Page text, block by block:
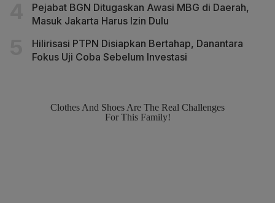
Pejabat BGN Ditugaskan Awasi MBG di Daerah,
Masuk Jakarta Harus Izin Dulu
Hilirisasi PTPN Disiapkan Bertahap, Danantara
Fokus Uji Coba Sebelum Investasi